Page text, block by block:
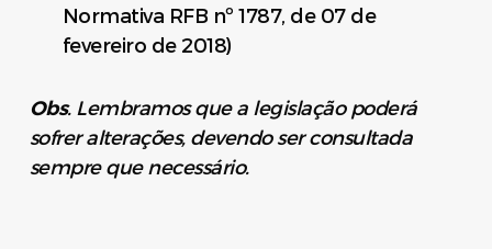
Normativa RFB nº 1787, de 07 de
fevereiro de 2018)
Obs. Lembramos que a legislação poderá
sofrer alterações, devendo ser consultada
sempre que necessário.